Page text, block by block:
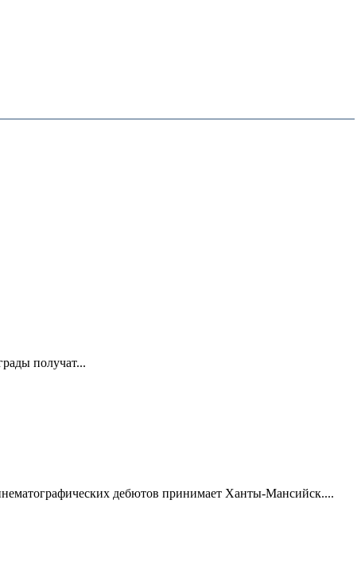
получат...
дебютов принимает Ханты-Мансийск....